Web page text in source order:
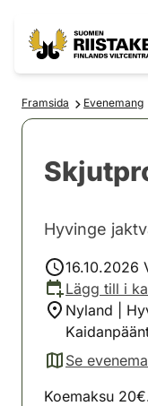
Framsida Evenemang
Hyvinge
16.10.2026
Lägg till i
Nyland |
Se
(avautuu
Koemaksu